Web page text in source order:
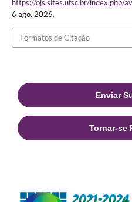
https://ojs.sites.ufsc.br/index.php/
6 ago. 2026.
Formatos de Citação
Enviar
Tornar-se